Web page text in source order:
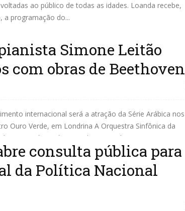
ao público de todas as idades. Loanda recebe,
a programação do...
Simone Leitão
com obras de Beethoven
internacional será a atração da Série Arábica nos
Ouro Verde, em Londrina A Orquestra Sinfônica da
(Osuel) recebe, nos dias 7 e 8 de...
consulta pública para
da Política Nacional